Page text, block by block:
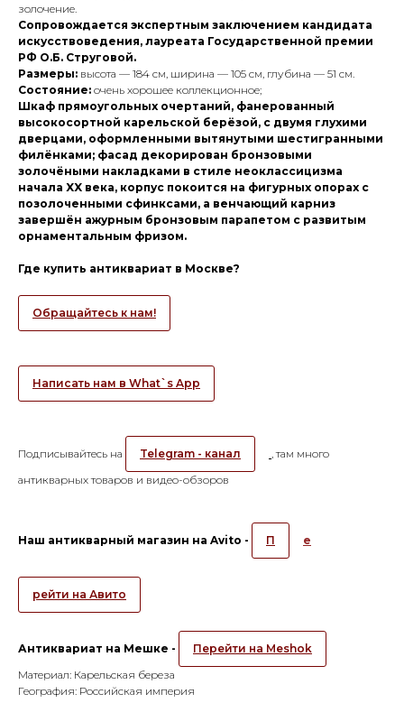
золочение.
Сопровождается экспертным заключением кандидата
искусствоведения, лауреата Государственной премии
РФ О.Б. Струговой.
Размеры: высота — 184 см, ширина — 105 см, глубина — 51 см.
Состояние: очень хорошее коллекционное;
Шкаф прямоугольных очертаний, фанерованный
высокосортной карельской берёзой, с двумя глухими
дверцами, оформленными вытянутыми шестигранными
филёнками; фасад декорирован бронзовыми
золочёными накладками в стиле неоклассицизма
начала XX века, корпус покоится на фигурных опорах с
позолоченными сфинксами, а венчающий карниз
завершён ажурным бронзовым парапетом с развитым
орнаментальным фризом.
Где купить антиквариат в Москве?
Обращайтесь к нам!
Написать нам в What`s App
Подписывайтесь на Telegram - канал
, там много
антикварных товаров и видео-обзоров
Наш антикварный магазин на Avito - П е
рейти на Авито
Антиквариат на Мешке -
Перейти на Meshok
Материал: Карельская береза
География: Российская империя